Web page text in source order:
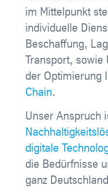
im Mittelpunkt
individuelle
Beschaffung,
Transport, sowie
der Optimierung
Chain.
Unser Anspruch
digitale
die Bedürfnisse
ganz